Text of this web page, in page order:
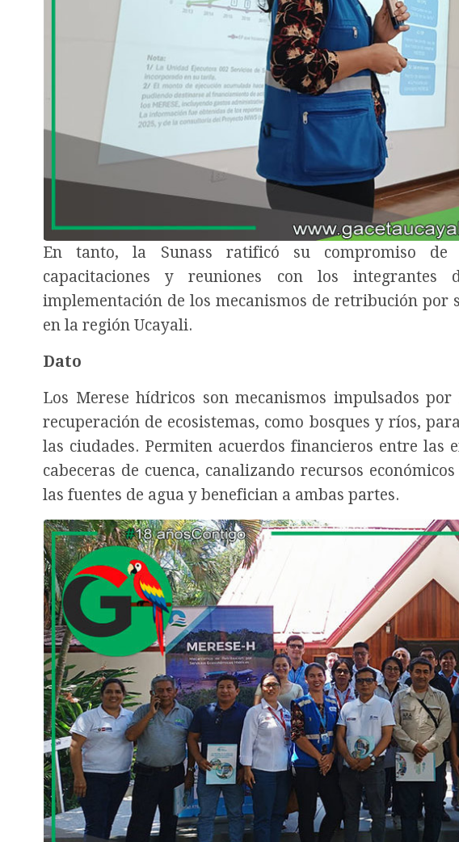
En tanto, la Sunass ratificó su compromiso de
capacitaciones y reuniones con los
implementación de los mecanismos de retribución por
en la región Ucayali.
Dato
Los Merese hídricos son mecanismos impulsados
recuperación de ecosistemas, como bosques y ríos,
las ciudades. Permiten acuerdos financieros entre las
cabeceras de cuenca, canalizando recursos
las fuentes de agua y benefician a ambas partes.